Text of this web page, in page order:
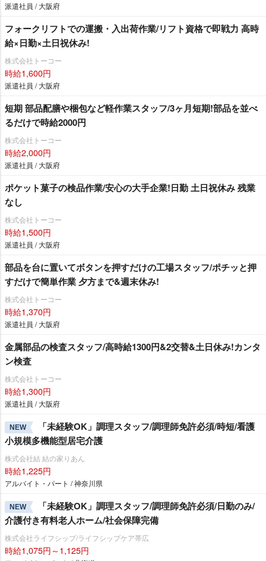
派遣社員 / 大阪府
フォークリフトでの運搬・入出荷作業/リフト資格で即戦力 高時
給×日勤×土日祝休み!
株式会社トーコー
時給1,600円
派遣社員 / 大阪府
短期 部品配膳や梱包など軽作業スタッフ/3ヶ月短期!部品を並べ
るだけで時給2000円
株式会社トーコー
時給2,000円
派遣社員 / 大阪府
ポケット菓子の検品作業/安心の大手企業!日勤 土日祝休み 残業
なし
株式会社トーコー
時給1,500円
派遣社員 / 大阪府
部品を台に置いてボタンを押すだけの工場スタッフ/ポチッと押
すだけで簡単作業 夕方まで&週末休み!
株式会社トーコー
時給1,370円
派遣社員 / 大阪府
金属部品の検査スタッフ/高時給1300円&2交替&土日休み!カンタ
ン検査
株式会社トーコー
時給1,300円
派遣社員 / 大阪府
NEW
「未経験OK」調理スタッフ/調理師免許必須/時短/看護
小規模多機能型居宅介護
株式会社結 結の家りあん
時給1,225円
アルバイト・パート / 神奈川県
NEW
「未経験OK」調理スタッフ/調理師免許必須/日勤のみ/
介護付き有料老人ホーム/社会保障完備
株式会社ライフシップ/ライフシップケア帯広
時給1,075円～1,125円